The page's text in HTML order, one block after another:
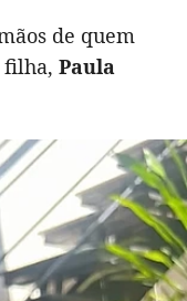
de quem
filha, Paula